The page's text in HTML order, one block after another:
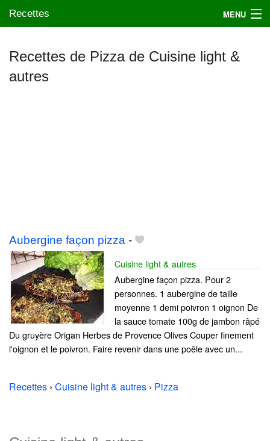
Recettes MENU
Mes blogs préférés
Recettes de Pizza de Cuisine light &
autres
Aubergine façon pizza -
Cuisine light & autres
Aubergine façon pizza. Pour 2
personnes. 1 aubergine de taille
moyenne 1 demi poivron 1 oignon De
la sauce tomate 100g de jambon râpé
Du gruyère Origan Herbes de Provence Olives Couper finement
l'oignon et le poivron. Faire revenir dans une poêle avec un...
Recettes › Cuisine light & autres › Pizza